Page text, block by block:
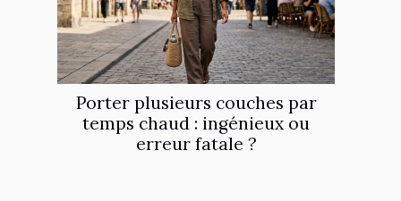
Porter plusieurs couches par
temps chaud : ingénieux ou
erreur fatale ?